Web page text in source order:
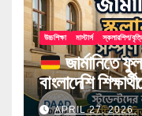
উচ্চশিক্ষা মাস্টার্স স্কলারশিপ/
জার্মানিতে
বাংলাদেশি
টিপসAPRIL 27, 2026